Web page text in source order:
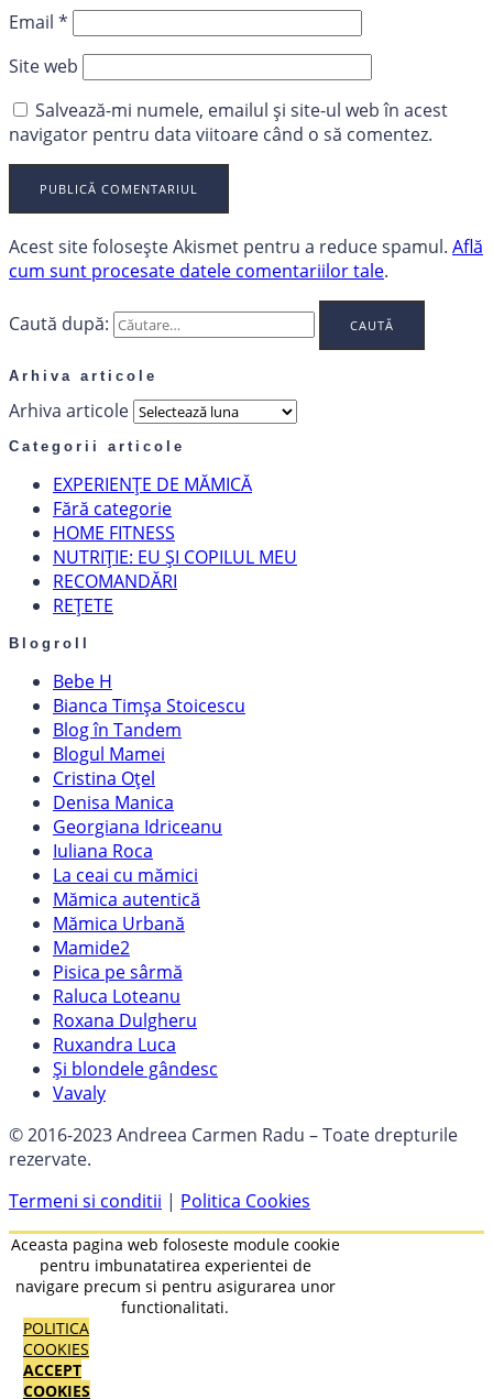
Email *
Site web
Salvează-mi numele, emailul și site-ul web în acest
navigator pentru data viitoare când o să comentez.
Acest site folosește Akismet pentru a reduce spamul. Află
cum sunt procesate datele comentariilor tale.
Caută după:
Arhiva articole
Arhiva articole
Categorii articole
EXPERIENȚE DE MĂMICĂ
Fără categorie
HOME FITNESS
NUTRIȚIE: EU ȘI COPILUL MEU
RECOMANDĂRI
REȚETE
Blogroll
Bebe H
Bianca Timșa Stoicescu
Blog în Tandem
Blogul Mamei
Cristina Oțel
Denisa Manica
Georgiana Idriceanu
Iuliana Roca
La ceai cu mămici
Mămica autentică
Mămica Urbană
Mamide2
Pisica pe sârmă
Raluca Loteanu
Roxana Dulgheru
Ruxandra Luca
Și blondele gândesc
Vavaly
© 2016-2023 Andreea Carmen Radu – Toate drepturile
rezervate.
Termeni si conditii | Politica Cookies
Aceasta pagina web foloseste module cookie
pentru imbunatatirea experientei de
navigare precum si pentru asigurarea unor
functionalitati.
POLITICA
COOKIES
ACCEPT
COOKIES